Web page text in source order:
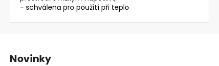
- schválena pro použití při teplo
Z
Novinky